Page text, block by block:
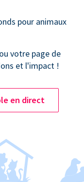
pour animaux
votre page de
et l'impact !
en direct